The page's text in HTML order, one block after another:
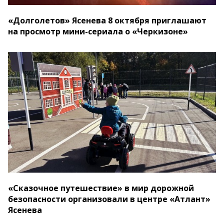
«Долголетов» Ясенева 8 октября приглашают
на просмотр мини-сериала о «Черкизоне»
«Сказочное путешествие» в мир дорожной
безопасности организовали в центре «Атлант»
Ясенева